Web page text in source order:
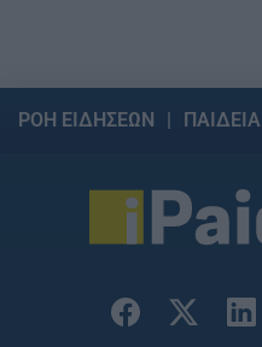
ΡΟΗ ΕΙΔΗΣΕΩΝ ΠΑΙΔΕΙΑ